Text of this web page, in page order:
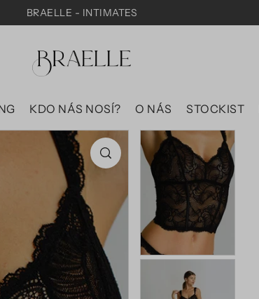
BRAELLE - INTIMATES
KDO NÁS NOSÍ? O NÁS STOCKIST